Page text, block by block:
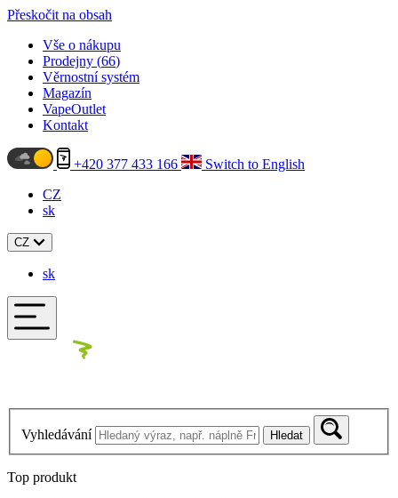
Přeskočit na obsah
Vše o nákupu
Prodejny (66)
Věrnostní systém
Magazín
VapeOutlet
Kontakt
+420 377 433 166
Switch to English
CZ
sk
CZ
sk
Vyhledávání Hledat
Top produkt